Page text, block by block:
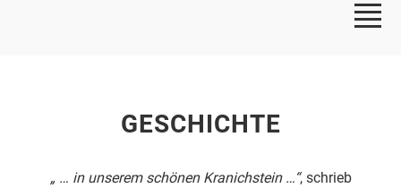
GESCHICHTE
„ … in unserem schönen Kranichstein …“, schrieb